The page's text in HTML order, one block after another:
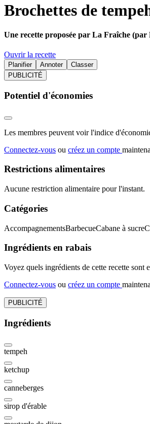
Brochettes de
Une recette proposée par La Fraîche (par
Ouvrir la recette
Planifier Annoter
Classer
PUBLICITÉ
Potentiel d'économies
Les membres peuvent voir l'indice
Connectez-vous ou créez un compte
Restrictions alimentaires
Aucune restriction alimentaire pour l'instant.
Catégories
AccompagnementsBarbecueCabane à sucre
Ingrédients en rabais
Voyez quels ingrédients de cette recette sont
Connectez-vous ou créez un compte
PUBLICITÉ
Ingrédients
tempeh
ketchup
canneberges
sirop d'érable